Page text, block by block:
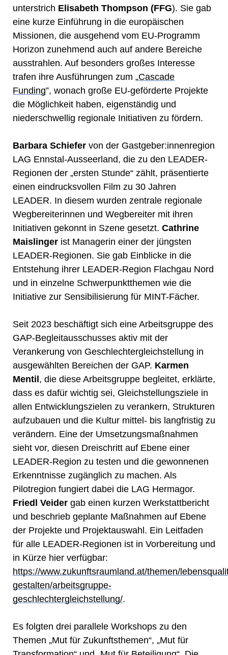
unterstrich Elisabeth Thompson (FFG). Sie gab
eine kurze Einführung in die europäischen
Missionen, die ausgehend vom EU-Programm
Horizon zunehmend auch auf andere Bereiche
ausstrahlen. Auf besonders großes Interesse
trafen ihre Ausführungen zum „Cascade
Funding”, wonach große EU-geförderte Projekte
die Möglichkeit haben, eigenständig und
niederschwellig regionale Initiativen zu fördern.
Barbara Schiefer von der Gastgeber:innenregion
LAG Ennstal-Ausseerland, die zu den LEADER-
Regionen der „ersten Stunde“ zählt, präsentierte
einen eindrucksvollen Film zu 30 Jahren
LEADER. In diesem wurden zentrale regionale
Wegbereiterinnen und Wegbereiter mit ihren
Initiativen gekonnt in Szene gesetzt. Cathrine
Maislinger ist Managerin einer der jüngsten
LEADER-Regionen. Sie gab Einblicke in die
Entstehung ihrer LEADER-Region Flachgau Nord
und in einzelne Schwerpunktthemen wie die
Initiative zur Sensibilisierung für MINT-Fächer.
Seit 2023 beschäftigt sich eine Arbeitsgruppe des
GAP-Begleitausschusses aktiv mit der
Verankerung von Geschlechtergleichstellung in
ausgewählten Bereichen der GAP. Karmen
Mentil, die diese Arbeitsgruppe begleitet, erklärte,
dass es dafür wichtig sei, Gleichstellungsziele in
allen Entwicklungszielen zu verankern, Strukturen
aufzubauen und die Kultur mittel- bis langfristig zu
verändern. Eine der Umsetzungsmaßnahmen
sieht vor, diesen Dreischritt auf Ebene einer
LEADER-Region zu testen und die gewonnenen
Erkenntnisse zugänglich zu machen. Als
Pilotregion fungiert dabei die LAG Hermagor.
Friedl Veider gab einen kurzen Werkstattbericht
und beschrieb geplante Maßnahmen auf Ebene
der Projekte und Projektauswahl. Ein Leitfaden
für alle LEADER-Regionen ist in Vorbereitung und
in Kürze hier verfügbar:
https://www.zukunftsraumland.at/themen/
gestalten/arbeitsgruppe-
geschlechtergleichstellung/.
Es folgten drei parallele Workshops zu den
Themen „Mut für Zukunftsthemen“, „Mut für